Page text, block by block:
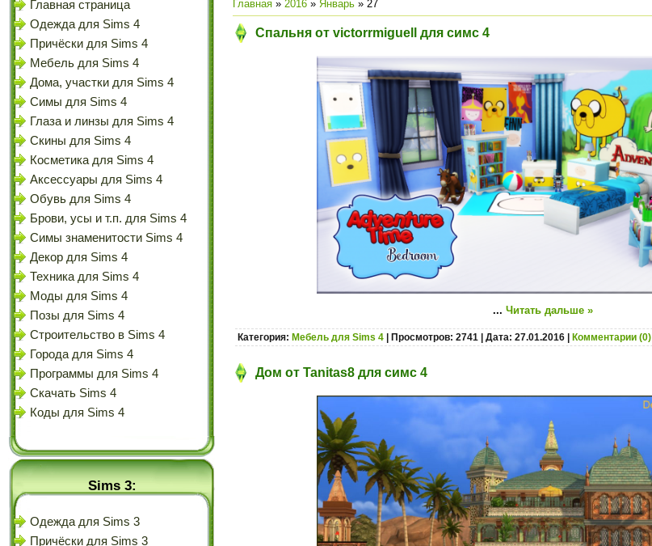
Главная страница
Одежда для Sims 4
Причёски для Sims 4
Мебель для Sims 4
Дома, участки для Sims 4
Симы для Sims 4
Глаза и линзы для Sims 4
Скины для Sims 4
Косметика для Sims 4
Аксессуары для Sims 4
Обувь для Sims 4
Брови, усы и т.п. для Sims 4
Симы знаменитости Sims 4
Декор для Sims 4
Техника для Sims 4
Моды для Sims 4
Позы для Sims 4
Строительство в Sims 4
Города для Sims 4
Программы для Sims 4
Скачать Sims 4
Коды для Sims 4
Sims 3:
Одежда для Sims 3
Причёски для Sims 3
Главная » 2016 » Январь » 27
Спальня от victorrmiguell для симс 4
... Читать дальше »
Категория: Мебель для Sims 4 | Просмотров: 2741 | Дата: 27.01.2016 Комментарии (0)
Дом от Tanitas8 для симс 4